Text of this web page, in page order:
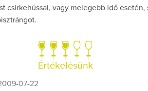
csirkehússal, vagy melegebb idő esetén,
Értékelésünk
07-22